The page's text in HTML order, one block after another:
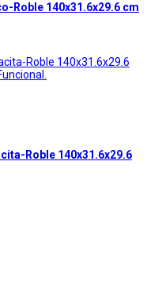
Roble 140x31.6x29.6 cm
Roble 140x31.6x29.6